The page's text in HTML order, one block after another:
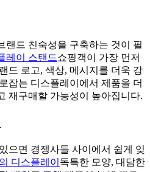
랜드 친숙성을 구축하는 것이 필
레이 스탠드쇼핑객이 가장 먼저
드 로고, 색상, 메시지를 더욱 강
잡는 디스플레이에서 제품을 더
재구매할 가능성이 높아집니다.
으면 경쟁사들 사이에서 쉽게 잊
디스플레이 독특한 모양, 대담한